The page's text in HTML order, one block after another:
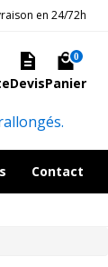
publics.en 24/72h
DevisPanier
0
Contact